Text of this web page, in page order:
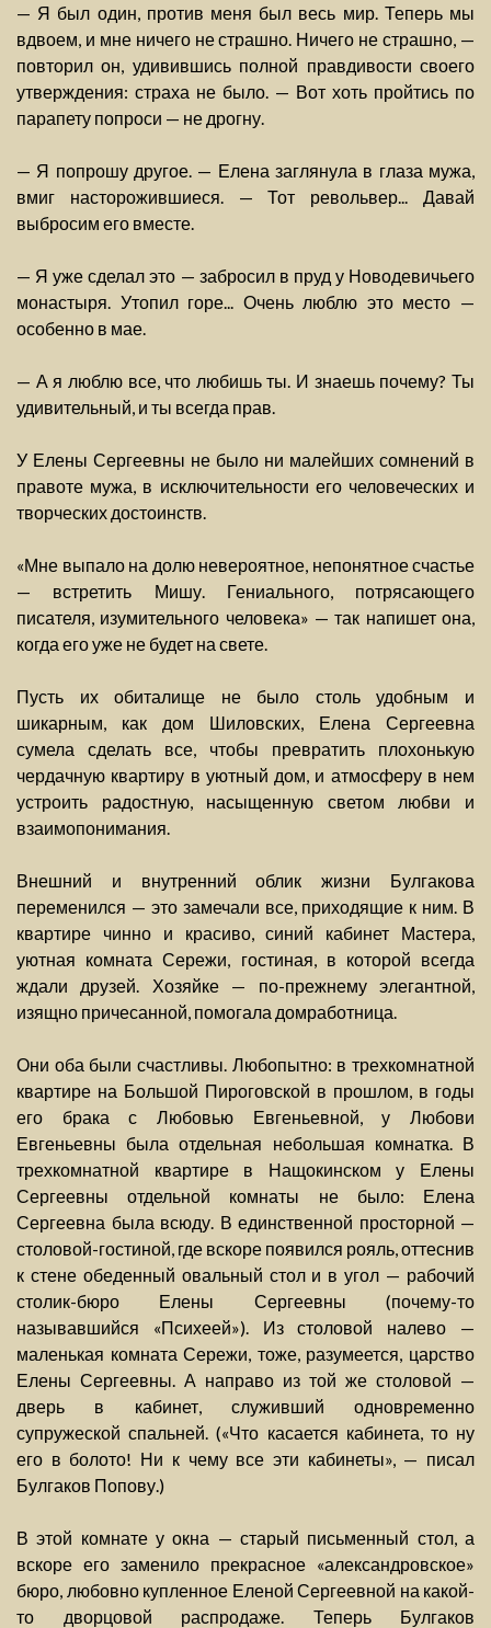
— Я был один, против меня был весь мир. Теперь мы
вдвоем, и мне ничего не страшно. Ничего не страшно, —
повторил он, удивившись полной правдивости своего
утверждения: страха не было. — Вот хоть пройтись по
парапету попроси — не дрогну.
— Я попрошу другое. — Елена заглянула в глаза мужа,
вмиг насторожившиеся. — Тот револьвер... Давай
выбросим его вместе.
— Я уже сделал это — забросил в пруд у Новодевичьего
монастыря. Утопил горе... Очень люблю это место —
особенно в мае.
— А я люблю все, что любишь ты. И знаешь почему? Ты
удивительный, и ты всегда прав.
У Елены Сергеевны не было ни малейших сомнений в
правоте мужа, в исключительности его человеческих и
творческих достоинств.
«Мне выпало на долю невероятное, непонятное счастье
— встретить Мишу. Гениального, потрясающего
писателя, изумительного человека» — так напишет она,
когда его уже не будет на свете.
Пусть их обиталище не было столь удобным и
шикарным, как дом Шиловских, Елена Сергеевна
сумела сделать все, чтобы превратить плохонькую
чердачную квартиру в уютный дом, и атмосферу в нем
устроить радостную, насыщенную светом любви и
взаимопонимания.
Внешний и внутренний облик жизни Булгакова
переменился — это замечали все, приходящие к ним. В
квартире чинно и красиво, синий кабинет Мастера,
уютная комната Сережи, гостиная, в которой всегда
ждали друзей. Хозяйке — по-прежнему элегантной,
изящно причесанной, помогала домработница.
Они оба были счастливы. Любопытно: в трехкомнатной
квартире на Большой Пироговской в прошлом, в годы
его брака с Любовью Евгеньевной, у Любови
Евгеньевны была отдельная небольшая комнатка. В
трехкомнатной квартире в Нащокинском у Елены
Сергеевны отдельной комнаты не было: Елена
Сергеевна была всюду. В единственной просторной —
столовой-гостиной, где вскоре появился рояль, оттеснив
к стене обеденный овальный стол и в угол — рабочий
столик-бюро Елены Сергеевны (почему-то
называвшийся «Психеей»). Из столовой налево —
маленькая комната Сережи, тоже, разумеется, царство
Елены Сергеевны. А направо из той же столовой —
дверь в кабинет, служивший одновременно
супружеской спальней. («Что касается кабинета, то ну
его в болото! Ни к чему все эти кабинеты», — писал
Булгаков Попову.)
В этой комнате у окна — старый письменный стол, а
вскоре его заменило прекрасное «александровское»
бюро, любовно купленное Еленой Сергеевной на какой-
то дворцовой распродаже. Теперь Булгаков